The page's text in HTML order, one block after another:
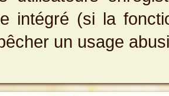
intégré (si la
un usage